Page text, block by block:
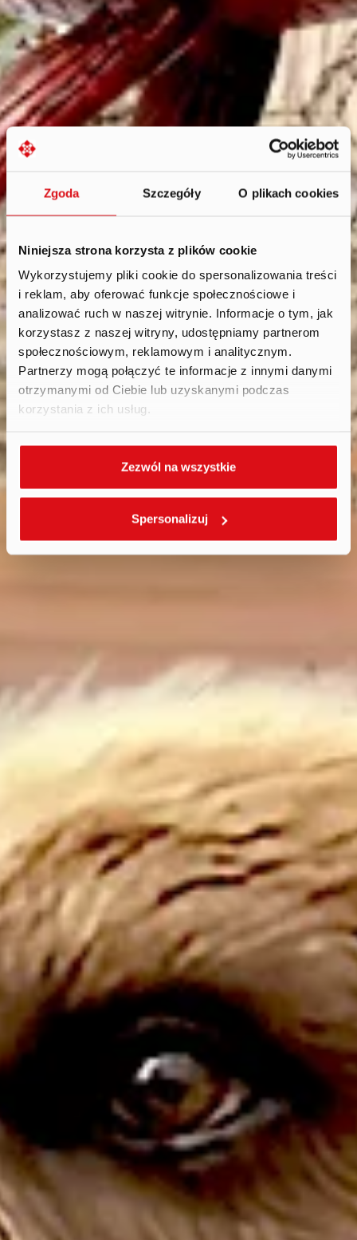
Zgoda Szczegóły O plikach cookies
Niniejsza strona korzysta z plików cookie
Wykorzystujemy pliki cookie do spersonalizowania treści
i reklam, aby oferować funkcje społecznościowe i
analizować ruch w naszej witrynie. Informacje o tym, jak
korzystasz z naszej witryny, udostępniamy partnerom
społecznościowym, reklamowym i analitycznym.
Partnerzy mogą połączyć te informacje z innymi danymi
otrzymanymi od Ciebie lub uzyskanymi podczas
korzystania z ich usług.
Zezwól na wszystkie
Spersonalizuj
Rada
nadzorcza.